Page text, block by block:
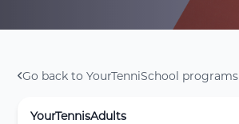
Go back to YourTenniSchool programs
YourTennisAdults